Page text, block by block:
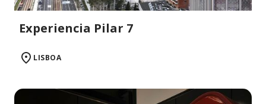
Experiencia Pilar 7
LISBOA